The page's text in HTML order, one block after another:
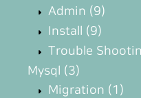
Admin (9)
Install (9)
Trouble
Mysql (3)
Migration (1)